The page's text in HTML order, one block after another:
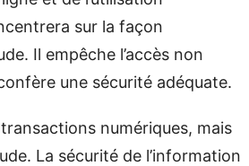
sur la façon
Il empêche l’accès non
une sécurité adéquate.
numériques, mais
La sécurité de l’information